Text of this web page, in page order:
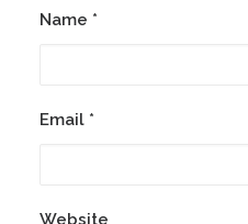
Name *
Email *
Website